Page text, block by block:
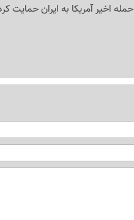
اخیر آمریکا به ایران حمایت